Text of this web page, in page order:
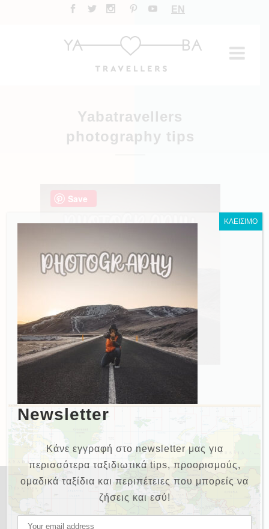
EN
Yabatravellers
photography tips
Newsletter
Κάνε εγγραφή στο newsletter μας για
περισσότερα ταξιδιωτικά tips, προορισμούς,
ομαδικά ταξίδια και περιπέτειες που μπορείς να
ζήσεις και εσύ!
ΚΛΕΙΣΙΜΟ
Save